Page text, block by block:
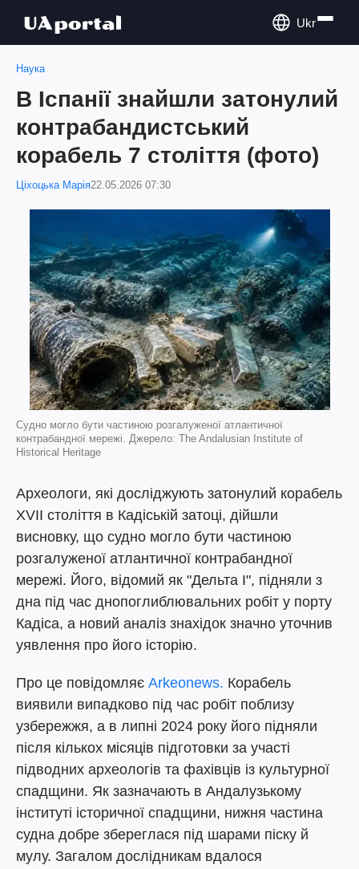
Ukr
Наука
В Іспанії знайшли затонулий
контрабандистський
корабель 7 століття (фото)
Ціхоцька Марія22.05.2026 07:30
Cудно могло бути частиною розгалуженої атлантичної
контрабандної мережі. Джерело: The Andalusian Institute of
Historical Heritage
Археологи, які досліджують затонулий корабель
XVII століття в Кадіській затоці, дійшли
висновку, що судно могло бути частиною
розгалуженої атлантичної контрабандної
мережі. Його, відомий як "Дельта I", підняли з
дна під час днопоглиблювальних робіт у порту
Кадіса, а новий аналіз знахідок значно уточнив
уявлення про його історію.
Про це повідомляє Arkeonews. Корабель
виявили випадково під час робіт поблизу
узбережжя, а в липні 2024 року його підняли
після кількох місяців підготовки за участі
підводних археологів та фахівців із культурної
спадщини. Як зазначають в Андалузькому
інституті історичної спадщини, нижня частина
судна добре збереглася під шарами піску й
мулу. Загалом дослідникам вдалося